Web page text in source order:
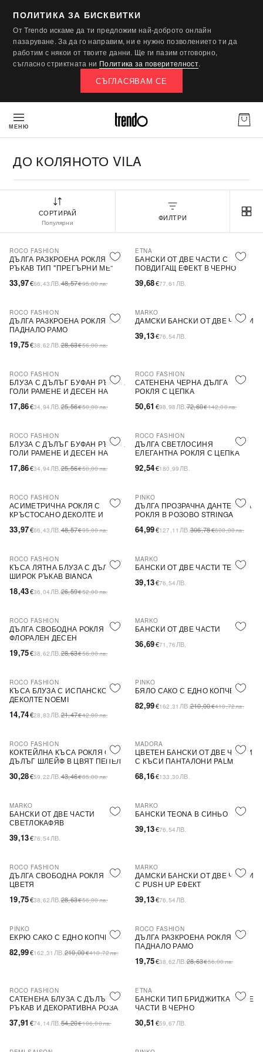
ПОЛИТИКА ЗА БИСКВИТКИ
От Trendo искаме да ти предложим най-доброто онлайн
пазаруване. За да го направим, ни е нужно позволението ти да
работим с някои от твоите данни. Ще ги пазим отговорно,
съгласно стриктната ни Политика за поверителност.
СЪГЛАСЯВАМ СЕ
МЕНЮ
ДО КОЛЯНОТО VILA
СОРТИРАЙ
Популярни
ФИЛТРИ
-30%
ROCO FASHION
ДЪЛГА РАЗКРОЕНА РОКЛЯ БЕЗ
РЪКАВ ТИП ''ПРЕГЪРНИ МЕ''
33,97€66,43 ЛВ.48,57€95,00лв.
ETNA
БАНСКИ ОТ ДВЕ ЧАСТИ С
ПОВДИГАЩ ЕФЕКТ В ЧЕРНО
39,68€77,61 ЛВ.
-31%
ROCO FASHION
ДЪЛГА РАЗКРОЕНА РОКЛЯ С
ПАДНАЛО РАМО
19,75€38,62 ЛВ.28,63€56,00лв.
MARKO
ДАМСКИ БАНСКИ ОТ ДВЕ ЧАСТИ
39,13€76,54 ЛВ.
-30%
ROCO FASHION
БЛУЗА С ДЪЛЪГ БУФАН РЪКАВ,
ГОЛИ РАМЕНЕ И ДЕСЕН НА
17,86€34,94 ЛВ.25,56€50,00лв.
-30%
ROCO FASHION
САТЕНЕНА ЧЕРНА ДЪЛГА
РОКЛЯ С ЦЕПКА
50,61 €98,98 ЛВ.72,60€142,00лв.
-30%
ROCO FASHION
БЛУЗА С ДЪЛЪГ БУФАН РЪКАВ,
ГОЛИ РАМЕНЕ И ДЕСЕН НА
17,86€34,94 ЛВ.25,56€50,00лв.
ROCO FASHION
ДЪЛГА СВЕТЛОСИНЯ
ЕЛЕГАНТНА РОКЛЯ С ЦЕПКА
92,54€180,99 ЛВ.
-30%
ROCO FASHION
АСИМЕТРИЧНА РОКЛЯ С
КРЪСТОСАНО ДЕКОЛТЕ И
33,97€66,43 ЛВ.48,57€95,00лв.
-79%
PINKO
ДЪЛГА ПРОЗРАЧНА ДАНТЕЛЕНА
РОКЛЯ В РОЗОВО STRINGA
64,99€127,11 ЛВ.306,78€600,00лв.
-31%
ROCO FASHION
КЪСА ЛЯТНА БЛУЗА С ДЪЛЪГ
ШИРОК РЪКАВ BIANCA
18,43€36,04 ЛВ.26,59€52,00лв.
MARKO
БАНСКИ ОТ ДВЕ ЧАСТИ TEONA
39,13€76,54 ЛВ.
-31%
ROCO FASHION
ДЪЛГА СВОБОДНА РОКЛЯ С
ФЛОРАЛЕН ДЕСЕН
19,75€38,62 ЛВ.28,63€56,00лв.
MARKO
БАНСКИ ОТ ДВЕ ЧАСТИ
36,69€71,76 ЛВ.
-31%
ROCO FASHION
КЪСА БЛУЗА С ИСПАНСКО
ДЕКОЛТЕ NOEMI
14,74€28,83 ЛВ.21,47€42,00лв.
-60%
PINKO
БЯЛО САКО С ЕДНО КОПЧЕ
82,99€162,31 ЛВ.210,00€410,72лв.
-30%
ROCO FASHION
КОКТЕЙЛНА КЪСА РОКЛЯ С
ДЪЛЪГ ШЛЕЙФ В ЦВЯТ ПЕПЕЛ
30,28€59,22 ЛВ.43,46€85,00лв.
MADORA
ЦВЕТЕН БАНСКИ ОТ ДВЕ ЧАСТИ
С КЪСИ ПАНТАЛОНИ PALM
68,16€133,30 ЛВ.
MARKO
БАНСКИ ОТ ДВЕ ЧАСТИ
СВЕТЛОКАФЯВ
39,13€76,54 ЛВ.
MARKO
БАНСКИ TEONA В СИНЬО
39,13€76,54 ЛВ.
-31%
ROCO FASHION
ДЪЛГА СВОБОДНА РОКЛЯ НА
ЦВЕТЯ
19,75€38,62 ЛВ.28,63€56,00лв.
MARKO
ДАМСКИ БАНСКИ ОТ ДВЕ ЧАСТИ
С PUSH UP ЕФЕКТ
39,13€76,54 ЛВ.
-60%
PINKO
ЕКРЮ САКО С ЕДНО КОПЧЕ
82,99€162,31 ЛВ.210,00€410,72лв.
-31%
ROCO FASHION
ДЪЛГА РАЗКРОЕНА РОКЛЯ С
ПАДНАЛО РАМО
19,75€38,62 ЛВ.28,63€56,00лв.
-30%
ROCO FASHION
САТЕНЕНА БЛУЗА С ДЪЛЪГ
РЪКАВ И ДЕКОРАТИВНА РОЗА
37,91 €74,14 ЛВ.54,20€106,00лв.
ETNA
БАНСКИ ТИП БРИДЖИТКА В ДВЕ
ЧАСТИ В ЧЕРНО
30,51 €59,67 ЛВ.